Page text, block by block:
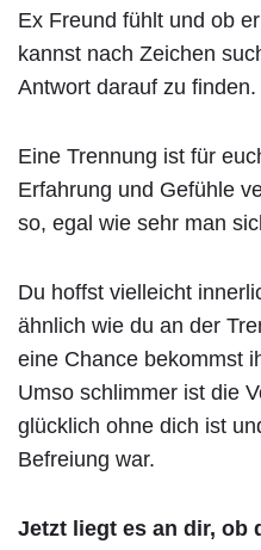
Ex Freund fühlt und ob
kannst nach Zeichen
Antwort darauf zu finden.
Eine Trennung ist für
Erfahrung und Gefühle
so, egal wie sehr man
Du hoffst vielleicht
ähnlich wie du an der
eine Chance bekommst
Umso schlimmer ist die
glücklich ohne dich ist
Befreiung war.
Jetzt liegt es an dir, ob